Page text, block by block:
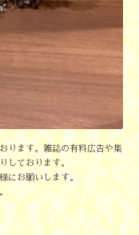
ります。雑誌の有料広告や集
しております。
にお願いします。